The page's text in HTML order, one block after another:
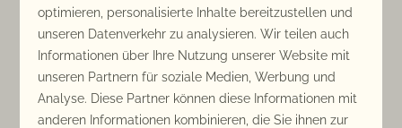
In Parknähe: 241km
optimieren, personalisierte Inhalte bereitzustellen und
unseren Datenverkehr zu analysieren. Wir teilen auch
Informationen über Ihre Nutzung unserer Website mit
unseren Partnern für soziale Medien, Werbung und
Analyse. Diese Partner können diese Informationen mit
anderen Informationen kombinieren, die Sie ihnen zur